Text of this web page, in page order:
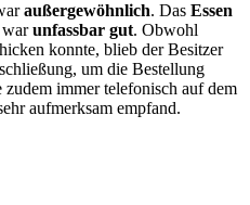
außergewöhnlich. Das Essen
warunfassbar gut. Obwohl
konnte, blieb der Besitzer
um die Bestellung
immer telefonisch auf dem
aufmerksam empfand.